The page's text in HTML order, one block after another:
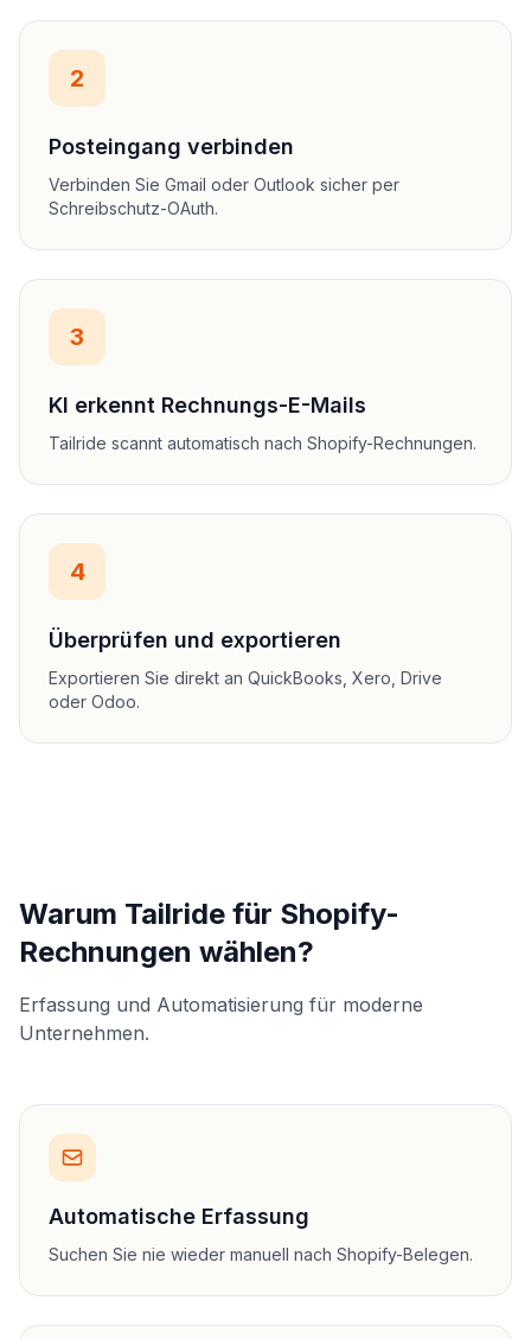
2
Posteingang verbinden
Verbinden Sie Gmail oder Outlook sicher per
Schreibschutz-OAuth.
3
KI erkennt Rechnungs-E-Mails
Tailride scannt automatisch nach Shopify-Rechnungen.
4
Überprüfen und exportieren
Exportieren Sie direkt an QuickBooks, Xero, Drive
oder Odoo.
Warum Tailride für Shopify-
Rechnungen wählen?
Erfassung und Automatisierung für moderne
Unternehmen.
Automatische Erfassung
Suchen Sie nie wieder manuell nach Shopify-Belegen.